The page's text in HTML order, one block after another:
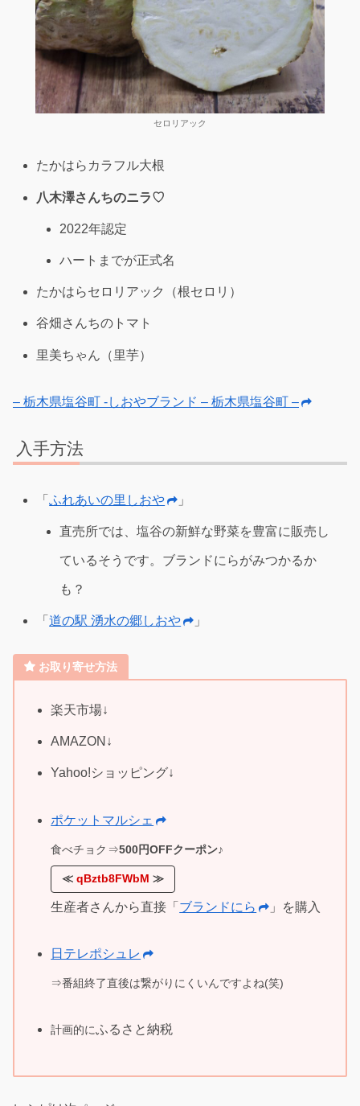
セロリアック
たかはらカラフル大根
八木澤さんちのニラ♡
2022年認定
ハートまでが正式名
たかはらセロリアック（根セロリ）
谷畑さんちのトマト
里美ちゃん（里芋）
– 栃木県塩谷町 -しおやブランド – 栃木県塩谷町 –
入手方法
「ふれあいの里しおや 」
直売所では、塩谷の新鮮な野菜を豊富に販売し
ているそうです。ブランドにらがみつかるか
も？
「道の駅 湧水の郷しおや 」
お取り寄せ方法
楽天市場↓
AMAZON↓
Yahoo!ショッピング↓
ポケットマルシェ
食べチョク ⇒500円OFFクーポン♪
≪qBztb8FWbM ≫
生産者さんから直接「 ブランドにら 」を購入
日テレポシュレ
⇒番組終了直後は繋がりにくいんですよね(笑)
計画的にふるさと納税